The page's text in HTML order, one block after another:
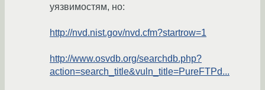
уязвимостям, но:
http://nvd.nist.gov/nvd.cfm?startrow=1
http://www.osvdb.org/searchdb.php?
action=search_title&vuln_title=PureFTPd...